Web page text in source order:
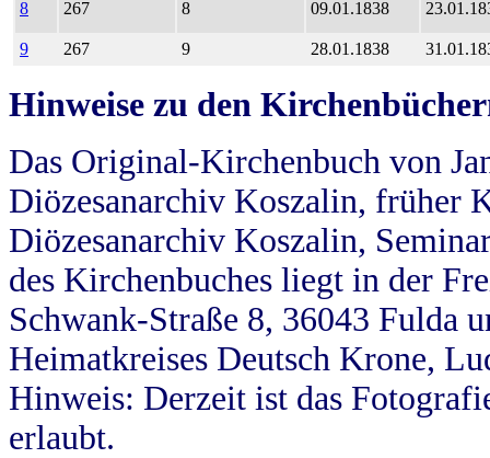
8 267 8 09.01.1838
9 267 9 28.01.1838
Hinweise zu den
Das Original-Kirchenbuch von
Diözesanarchiv Koszalin, früher
Diözesanarchiv Koszalin,
des Kirchenbuches liegt in der
Schwank-Straße 8, 36043 Fulda
Heimatkreises Deutsch Krone,
Hinweis: Derzeit ist das
erlaubt.